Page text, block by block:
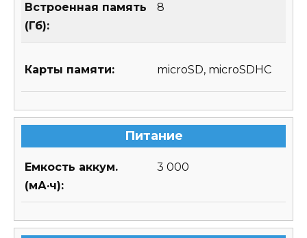
Встроенная память
(Гб):
8
Карты памяти: microSD, microSDHC
Питание
Емкость аккум.
(мА·ч):
3 000